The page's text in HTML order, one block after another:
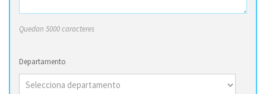
Quedan 5000 caracteres
Departamento